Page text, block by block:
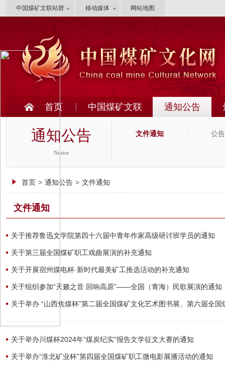
中国煤矿文联站群 移动媒体 网站地图
首页 中国煤矿文联 通知公告
通知公告
Notice
文件通知 公
首页 > 通知公告 > 文件通知
文件通知
关于推荐鲁迅文学院第四十六届中青年作家高级研讨班学员的通知
关于第三届全国煤矿职工戏曲展演的补充通知
关于开展宿州煤电杯·新时代最美矿工推选活动的补充通知
关于组织参加“天籁之音 回响高原”——全国（青海）民歌展演的通知
关于举办 “山西焦煤杯”第二届全国煤矿文化艺术图书展、第六届全
关于举办川煤杯2024年“煤炭纪实”报告文学征文大赛的通知
关于举办“淮北矿业杯”第四届全国煤矿职工微电影展播活动的通知